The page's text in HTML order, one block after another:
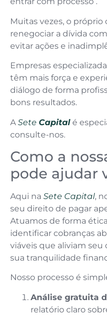
Muitas vezes, o
renegociar a dívida
evitar ações e
Empresas
têm mais força e
diálogo de forma
bons resultados.
A Sete Capital é
consulte-nos.
Como a
pode ajudar
Aqui na Sete Capital,
seu direito de pagar
Atuamos de forma
identificar cobranças
viáveis que aliviam
sua tranquilidade
Nosso processo é
Análise gratuita
relatório claro